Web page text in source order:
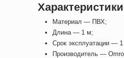
Характеристики
Материал — ПВХ;
Длина — 1 м;
Срок эксплуатации — 1
Производитель —